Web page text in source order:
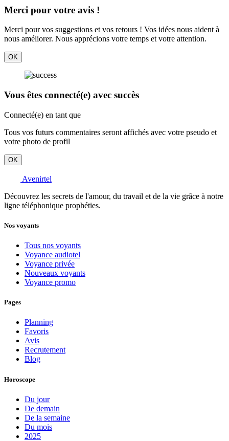
Merci pour votre avis !
Merci pour vos suggestions et vos retours ! Vos idées nous aident à
nous améliorer. Nous apprécions votre temps et votre attention.
OK
Vous êtes connecté(e) avec succès
Connecté(e) en tant que
Tous vos futurs commentaires seront affichés avec votre pseudo et
votre photo de profil
OK
Avenirtel
Découvrez les secrets de l'amour, du travail et de la vie grâce à notre
ligne téléphonique prophéties.
Nos voyants
Tous nos voyants
Voyance audiotel
Voyance privée
Nouveaux voyants
Voyance promo
Pages
Planning
Favoris
Avis
Recrutement
Blog
Horoscope
Du jour
De demain
De la semaine
Du mois
2025